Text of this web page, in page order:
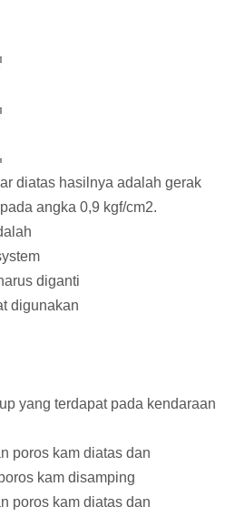
diatas hasilnya adalah gerak
angka 0,9 kgf/cm2.
diganti
digunakan
yang terdapat pada kendaraan
poros kam diatas dan
kam disamping
poros kam diatas dan